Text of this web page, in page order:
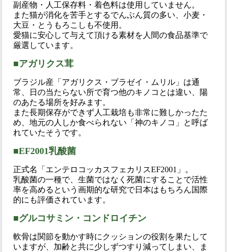
副産物・人工保存料・着色料は使用していません。
また猫が消化を苦手とするでんぷん質の多い、小麦・
大豆・とうもろこしも不使用。
愛猫に安心して与えて頂ける素材を人間の食品基準で
厳選しています。
■アガリクス茸
ブラジル産「アガリクス・ブラゼイ・ムリル」は通
常、日の当たらない所で育つ他のキノコとは違い、陽
のあたる場所を好みます。
また長期保存ができず人工栽培も非常に難しかったた
め、地元の人しか食べられない「神のキノコ」と呼ば
れていたそうです。
■EF2001乳酸菌
正式名「エンテロコッカスフェカリスEF2001」。
乳酸菌の一種で、生菌ではなく死菌にすることで活性
率を高めるという画期的な研究で日本はもちろん国際
的にも評価されています。
■グルコサミン・コンドロイチン
軟骨は関節を動かす時にクッションの役割を果たして
いますが、加齢と共に少しずつすり減ってしまい、ま